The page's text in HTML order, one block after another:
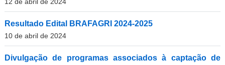
Resultado Edital BRAFAGRI 2024-2025
10 de abril de 2024
Divulgação de programas associados à captação de